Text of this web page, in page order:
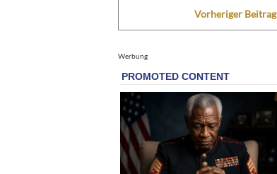
Vorheriger Beitrag
Werbung